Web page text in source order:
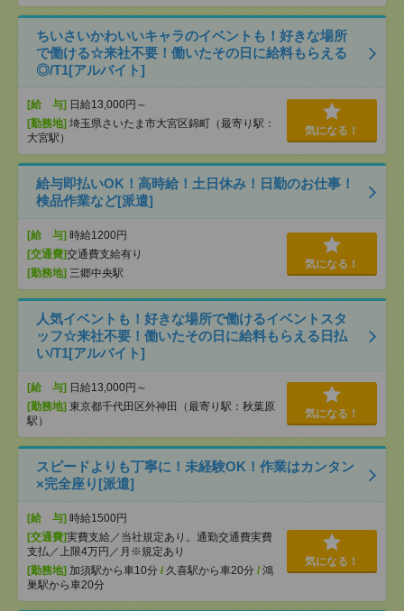
ちいさいかわいいキャラのイベントも！好きな場所
で働ける☆来社不要！働いたその日に給料もらえる
◎/T1[アルバイト]
[給 与] 日給13,000円～
[勤務地] 埼玉県さいたま市大宮区錦町（最寄り駅：
大宮駅）
気になる！
給与即払いOK！高時給！土日休み！日勤のお仕事！
検品作業など[派遣]
[給 与] 時給1200円
[交通費]交通費支給有り
[勤務地] 三郷中央駅
気になる！
人気イベントも！好きな場所で働けるイベントスタ
ッフ☆来社不要！働いたその日に給料もらえる日払
い/T1[アルバイト]
[給 与] 日給13,000円～
[勤務地] 東京都千代田区外神田（最寄り駅：秋葉原
駅）
気になる！
スピードよりも丁寧に！未経験OK！作業はカンタン
×完全座り[派遣]
[給 与] 時給1500円
[交通費]実費支給／当社規定あり。通勤交通費実費
支払／上限4万円／月※規定あり
[勤務地] 加須駅から車10分 / 久喜駅から車20分 / 鴻
巣駅から車20分
気になる！